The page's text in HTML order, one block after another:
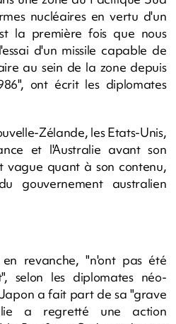
nucléaires en vertu d'un
la première fois que nous
d'un missile capable de
au sein de la zone depuis
ont écrit les diplomates
Zélande, les Etats-Unis,
et l'Australie avant son
vague quant à son contenu,
gouvernement australien
revanche, "n'ont pas été
selon les diplomates néo-
a fait part de sa "grave
a regretté une action